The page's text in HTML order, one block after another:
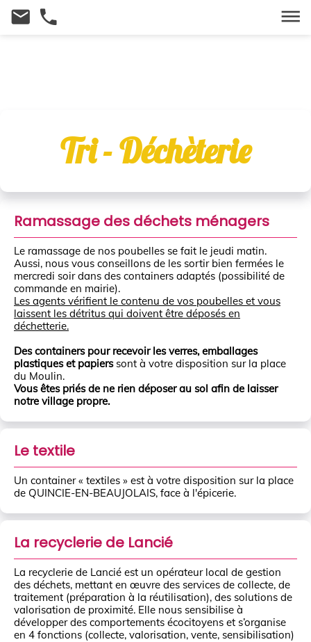
Tri - Déchèterie
Ramassage des déchets ménagers
Le ramassage de nos poubelles se fait le jeudi matin.
Aussi, nous vous conseillons de les sortir bien fermées le
mercredi soir dans des containers adaptés (possibilité de
commande en mairie).
Les agents vérifient le contenu de vos poubelles et vous
laissent les détritus qui doivent être déposés en
déchetterie.
Des containers pour recevoir les verres, emballages
plastiques et papierssont à votre disposition sur la place
du Moulin.
Vous êtes priés de ne rien déposer au sol afin de laisser
notre village propre.
Le textile
Un container « textiles » est à votre disposition sur la place
de QUINCIE-EN-BEAUJOLAIS, face à l'épicerie.
La recyclerie de Lancié
La recyclerie de Lancié est un opérateur local de gestion
des déchets, mettant en œuvre des services de collecte, de
traitement (préparation à la réutilisation), des solutions de
valorisation de proximité. Elle nous sensibilise à
développer des comportements écocitoyens et s’organise
en 4 fonctions (collecte, valorisation, vente, sensibilisation)
dehaze
email local_phone